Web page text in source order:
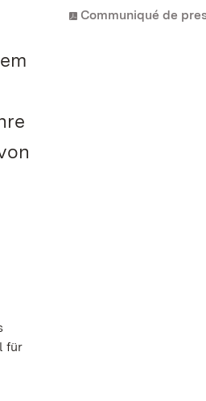
für
Communiqué de